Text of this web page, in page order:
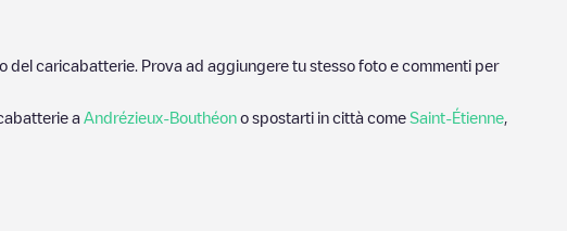
del caricabatterie. Prova ad aggiungere tu stesso foto e commenti per
a Andrézieux-Bouthéon o spostarti in città come Saint-Étienne